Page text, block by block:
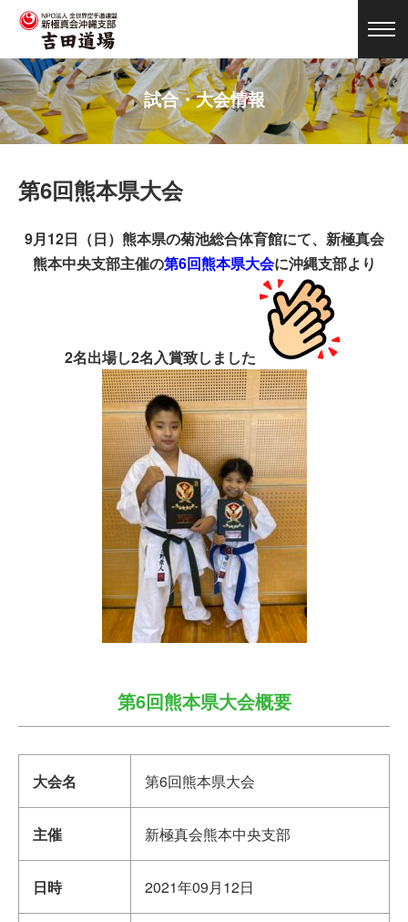
試合・大会情報
第6回熊本県大会
9月12日（日）熊本県の菊池総合体育館にて、新極真会
熊本中央支部主催の第6回熊本県大会に沖縄支部より
2名出場し2名入賞致しました
第6回熊本県大会概要
大会名 第6回熊本県大会
主催 新極真会熊本中央支部
日時 2021年09月12日